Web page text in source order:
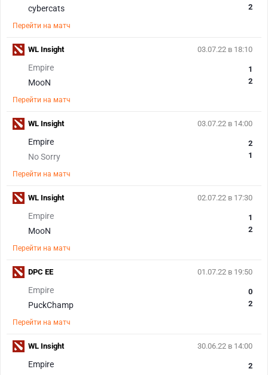
cybercats
2
Перейти на матч
03.07.22 в 18:10
Empire
MooN
1
2
Перейти на матч
WL Insight
03.07.22 в 14:00
Empire
No Sorry
2
1
Перейти на матч
WL Insight
02.07.22 в 17:30
Empire
MooN
1
2
Перейти на матч
WL Insight
01.07.22 в 19:50
Empire
PuckChamp
0
2
Перейти на матч
DPC EE
30.06.22 в 14:00
Empire
2
WL Insight